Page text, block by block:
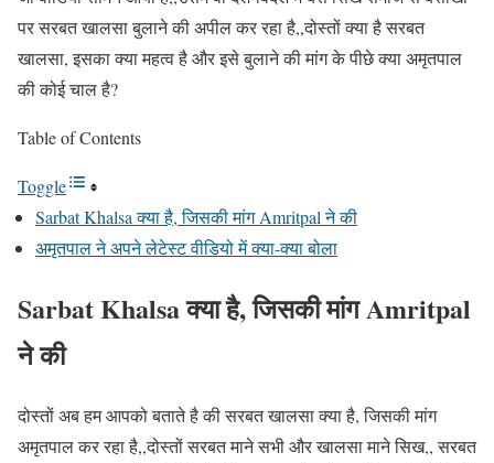
पर सरबत खालसा बुलाने की अपील कर रहा है,,दोस्तों क्या है सरबत
खालसा, इसका क्या महत्व है और इसे बुलाने की मांग के पीछे क्या अमृतपाल
की कोई चाल है?
Table of Contents
Toggle
Sarbat Khalsa क्या है, जिसकी मांग Amritpal ने की
अमृतपाल ने अपने लेटेस्ट वीडियो में क्या-क्या बोला
Sarbat Khalsa क्या है, जिसकी मांग Amritpal
ने की
दोस्तों अब हम आपको बताते है की सरबत खालसा क्या है, जिसकी मांग
अमृतपाल कर रहा है,,दोस्तों सरबत माने सभी और खालसा माने सिख,, सरबत